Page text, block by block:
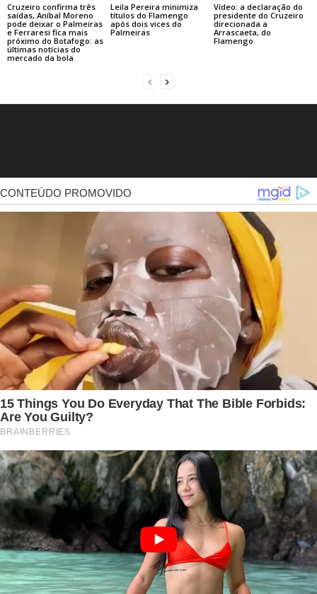
Cruzeiro confirma três
saídas, Aníbal Moreno
pode deixar o Palmeiras
e Ferraresi fica mais
próximo do Botafogo: as
últimas notícias do
mercado da bola
Leila Pereira minimiza
títulos do Flamengo
após dois vices do
Palmeiras
Vídeo: a declaração do
presidente do Cruzeiro
direcionada a
Arrascaeta, do
Flamengo